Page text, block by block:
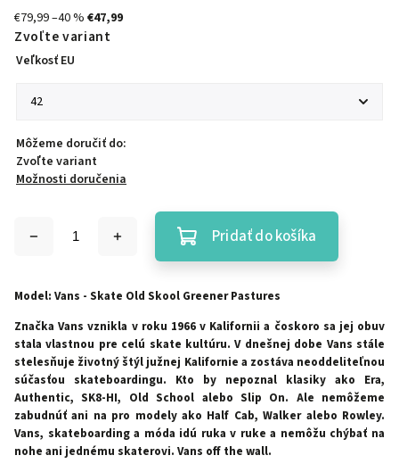
€79,99–40 % €47,99
Zvoľte variant
Veľkosť EU
Môžeme doručiť do:
Zvoľte variant
Možnosti doručenia
Pridať do košíka
Model: Vans - Skate Old Skool Greener Pastures
Značka Vans vznikla v roku 1966 v Kalifornii a čoskoro sa jej obuv
stala vlastnou pre celú skate kultúru. V dnešnej dobe Vans stále
stelesňuje životný štýl južnej Kalifornie a zostáva neoddeliteľnou
súčasťou skateboardingu. Kto by nepoznal klasiky ako Era,
Authentic, SK8-HI, Old School alebo Slip On. Ale nemôžeme
zabudnúť ani na pro modely ako Half Cab, Walker alebo Rowley.
Vans, skateboarding a móda idú ruka v ruke a nemôžu chýbať na
nohe ani jednému skaterovi. Vans off the wall.